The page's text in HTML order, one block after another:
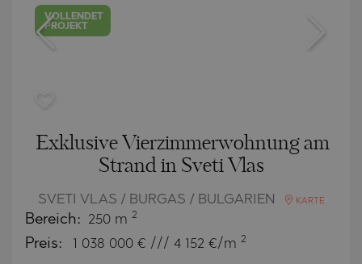
VOLLENDET
PROJEKT
Exklusive Vierzimmerwohnung am
Strand in Sveti Vlas
SVETI VLAS / BURGAS / BULGARIEN KARTE
Bereich: 250 m 2
Preis: 1 038 000 € /// 4 152 €/m 2